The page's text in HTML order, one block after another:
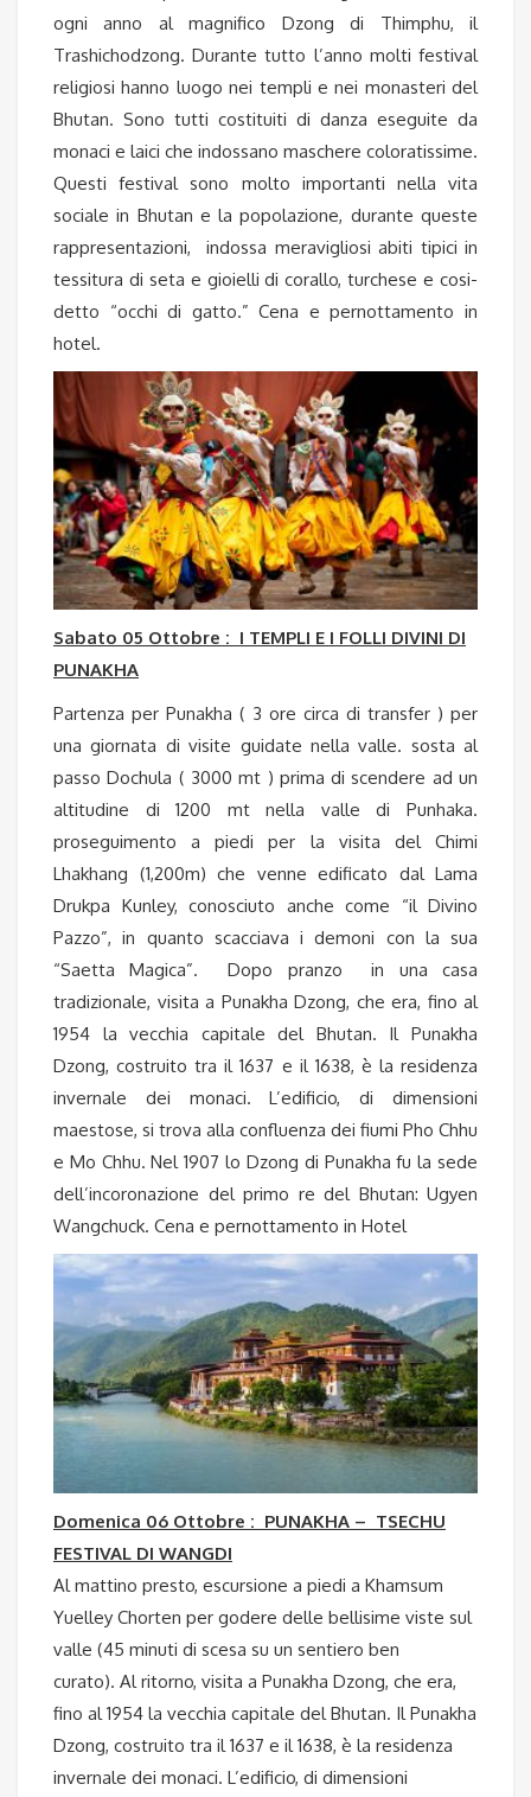
ogni anno al magnifico Dzong di Thimphu, il
Trashichodzong. Durante tutto l’anno molti festival
religiosi hanno luogo nei templi e nei monasteri del
Bhutan. Sono tutti costituiti di danza eseguite da
monaci e laici che indossano maschere coloratissime.
Questi festival sono molto importanti nella vita
sociale in Bhutan e la popolazione, durante queste
rappresentazioni, indossa meravigliosi abiti tipici in
tessitura di seta e gioielli di corallo, turchese e cosi-
detto “occhi di gatto.” Cena e pernottamento in
hotel.
Sabato 05 Ottobre : I TEMPLI E I FOLLI DIVINI DI
PUNAKHA
Partenza per Punakha ( 3 ore circa di transfer ) per
una giornata di visite guidate nella valle. sosta al
passo Dochula ( 3000 mt ) prima di scendere ad un
altitudine di 1200 mt nella valle di Punhaka.
proseguimento a piedi per la visita del Chimi
Lhakhang (1,200m) che venne edificato dal Lama
Drukpa Kunley, conosciuto anche come “il Divino
Pazzo”, in quanto scacciava i demoni con la sua
“Saetta Magica”. Dopo pranzo in una casa
tradizionale, visita a Punakha Dzong, che era, fino al
1954 la vecchia capitale del Bhutan. Il Punakha
Dzong, costruito tra il 1637 e il 1638, è la residenza
invernale dei monaci. L’edificio, di dimensioni
maestose, si trova alla confluenza dei fiumi Pho Chhu
e Mo Chhu. Nel 1907 lo Dzong di Punakha fu la sede
dell’incoronazione del primo re del Bhutan: Ugyen
Wangchuck. Cena e pernottamento in Hotel
Domenica 06 Ottobre : PUNAKHA – TSECHU
FESTIVAL DI WANGDI
Al mattino presto, escursione a piedi a Khamsum
Yuelley Chorten per godere delle bellisime viste sul
valle (45 minuti di scesa su un sentiero ben
curato). Al ritorno, visita a Punakha Dzong, che era,
fino al 1954 la vecchia capitale del Bhutan. Il Punakha
Dzong, costruito tra il 1637 e il 1638, è la residenza
invernale dei monaci. L’edificio, di dimensioni